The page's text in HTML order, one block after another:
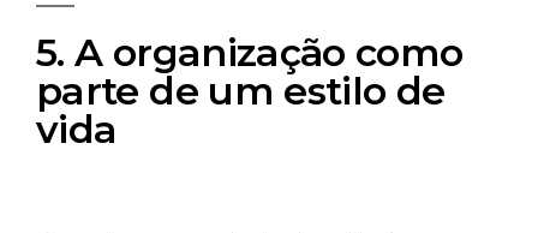
5. A organização como
parte de um estilo de
vida